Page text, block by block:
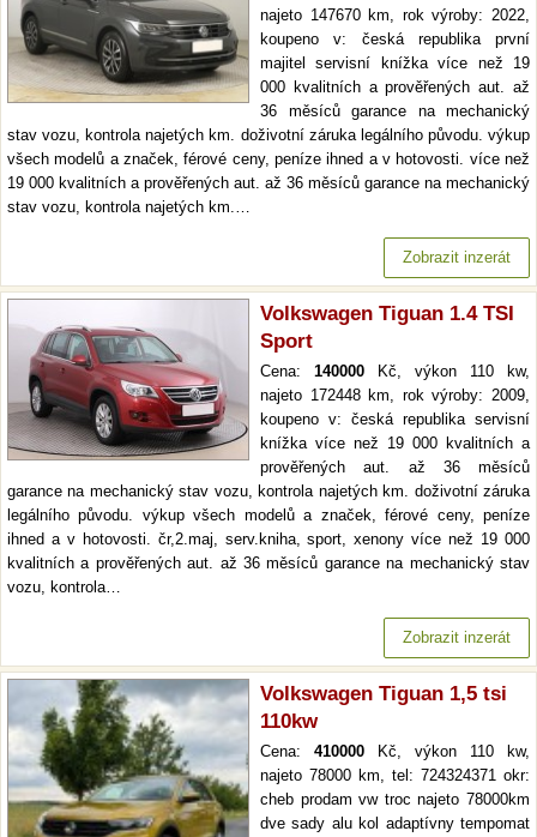
najeto 147670 km, rok výroby: 2022,
koupeno v: česká republika první
majitel servisní knížka více než 19
000 kvalitních a prověřených aut. až
36 měsíců garance na mechanický
stav vozu, kontrola najetých km. doživotní záruka legálního původu. výkup
všech modelů a značek, férové ceny, peníze ihned a v hotovosti. více než
19 000 kvalitních a prověřených aut. až 36 měsíců garance na mechanický
stav vozu, kontrola najetých km.…
Zobrazit inzerát
Volkswagen Tiguan 1.4 TSI
Sport
Cena: 140000 Kč, výkon 110 kw,
najeto 172448 km, rok výroby: 2009,
koupeno v: česká republika servisní
knížka více než 19 000 kvalitních a
prověřených aut. až 36 měsíců
garance na mechanický stav vozu, kontrola najetých km. doživotní záruka
legálního původu. výkup všech modelů a značek, férové ceny, peníze
ihned a v hotovosti. čr,2.maj, serv.kniha, sport, xenony více než 19 000
kvalitních a prověřených aut. až 36 měsíců garance na mechanický stav
vozu, kontrola…
Zobrazit inzerát
Volkswagen Tiguan 1,5 tsi
110kw
Cena: 410000 Kč, výkon 110 kw,
najeto 78000 km, tel: 724324371 okr:
cheb prodam vw troc najeto 78000km
dve sady alu kol adaptívny tempomat